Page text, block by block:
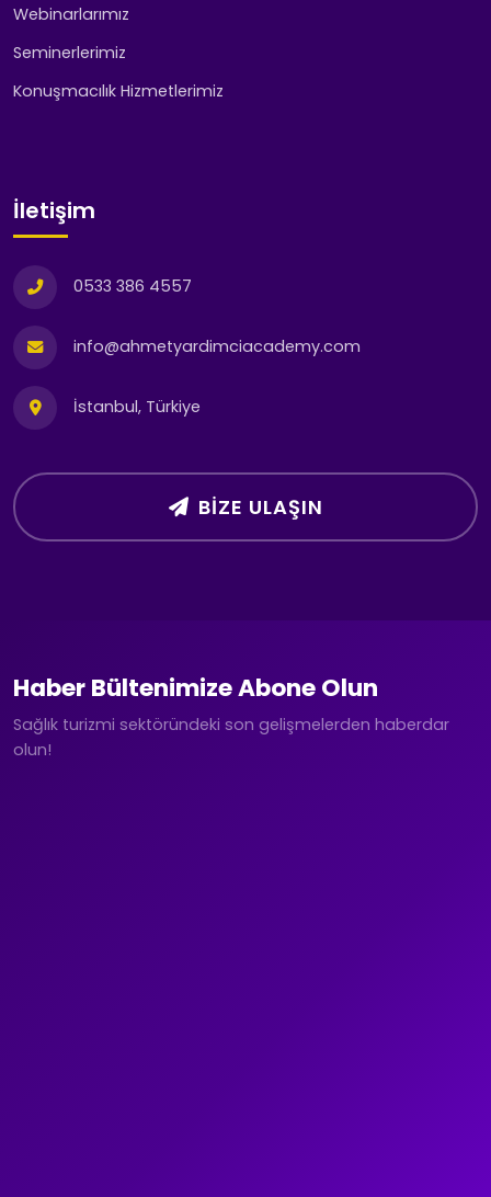
Webinarlarımız
Seminerlerimiz
Konuşmacılık Hizmetlerimiz
İletişim
0533 386 4557
info@ahmetyardimciacademy.com
İstanbul, Türkiye
BIZE ULAŞIN
Haber Bültenimize Abone Olun
Sağlık turizmi sektöründeki son gelişmelerden haberdar
olun!